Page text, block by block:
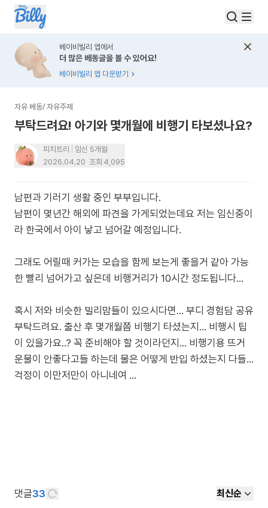
베이비빌리 앱에서
더 많은 베동글을 볼 수 있어요!
베이비빌리 앱 다운받기
자유 베동/ 자유주제
부탁드려요! 아기와 몇개월에 비행기 타보셨나요?
피치트리
임신 5개월
2026.04.20 조회 4,095
남편과 기러기 생활 중인 부부입니다.
남편이 몇년간 해외에 파견을 가게되었는데요 저는 임신중이
라 한국에서 아이 낳고 넘어갈 예정입니다.
그래도 어릴때 커가는 모습을 함께 보는게 좋을거 같아 가능
한 빨리 넘어가고 싶은데 비행거리가 10시간 정도됩니다…
혹시 저와 비슷한 빌리맘들이 있으시다면… 부디 경험담 공유
부탁드려요. 출산 후 몇개월쯤 비행기 타셨는지… 비행시 팁
이 있을가요..? 꼭 준비해야 할 것이라던지… 비행기용 뜨거
운물이 안좋다고들 하는데 물은 어떻게 반입 하셨는지 다들…
걱정이 이만저만이 아니네여 …
댓글33 최신순